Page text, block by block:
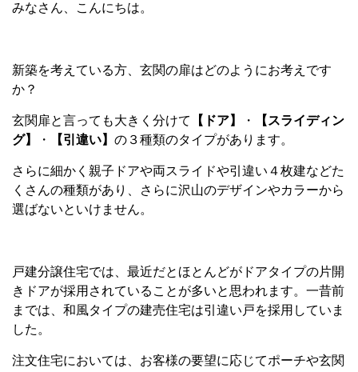
みなさん、こんにちは。
新築を考えている方、玄関の扉はどのようにお考えです
か？
玄関扉と言っても大きく分けて 【ドア】 ・
【スライディン
グ】
・ 【引違い】 の３種類のタイプがあります。
さらに細かく親子ドアや両スライドや引違い４枚建などた
くさんの種類があり、さらに沢山のデザインやカラーから
選ばないといけません。
戸建分譲住宅では、最近だとほとんどがドアタイプの片開
きドアが採用されていることが多いと思われます。一昔前
までは、和風タイプの建売住宅は引違い戸を採用していま
した。
注文住宅においては、お客様の要望に応じてポーチや玄関